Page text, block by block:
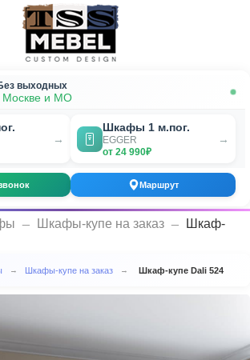
выходных
Москве и МО
→
Шкафы 1 м.пог.
EGGER
от 24 990₽
→
Маршрут
Шкафы-купе на заказ
Шкаф-
→ Шкафы-купе на заказ → Шкаф-купе Dali 524